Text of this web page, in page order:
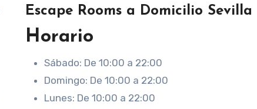
Escape Rooms a Domicilio Sevilla
Horario
Sábado: De 10:00 a 22:00
Domingo: De 10:00 a 22:00
Lunes: De 10:00 a 22:00